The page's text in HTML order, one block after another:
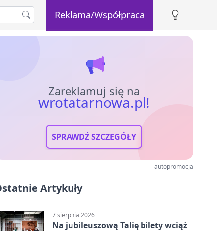
Reklama/Współpraca
Zareklamuj się na
wrotatarnowa.pl!
SPRAWDŹ SZCZEGÓŁY
autopromocja
Artykuły
7 sierpnia 2026
Na jubileuszową Talię bilety wciąż